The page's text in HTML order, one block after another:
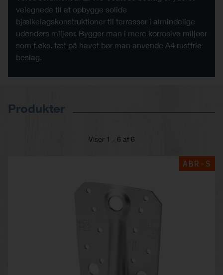
velegnede til at opbygge solide
bjælkelagskonstruktioner til terrasser i almindelige
udendørs miljøer. Bygger man i mere korrosive miljøer
som f.eks. tæt på havet bør man anvende A4 rustfrie
beslag.
Produkter
Viser 1 - 6 af 6
ABR-S